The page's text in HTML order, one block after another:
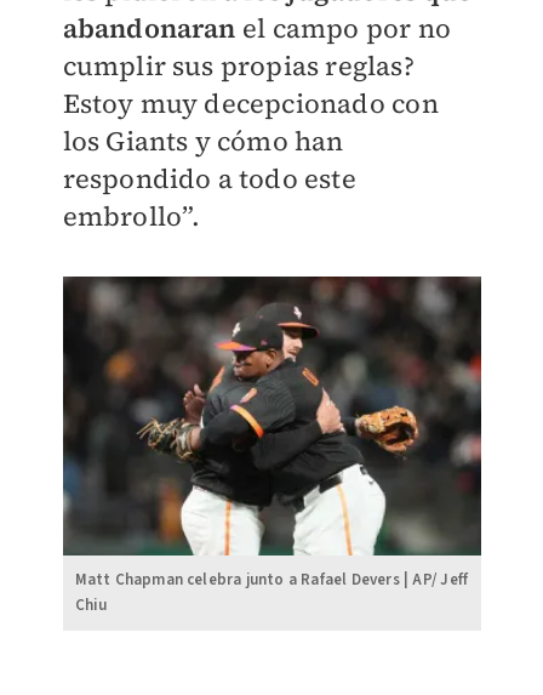
abandonaran el campo por no
cumplir sus propias reglas?
Estoy muy decepcionado con
los Giants y cómo han
respondido a todo este
embrollo”.
Matt Chapman celebra junto a Rafael Devers | AP/ Jeff
Chiu